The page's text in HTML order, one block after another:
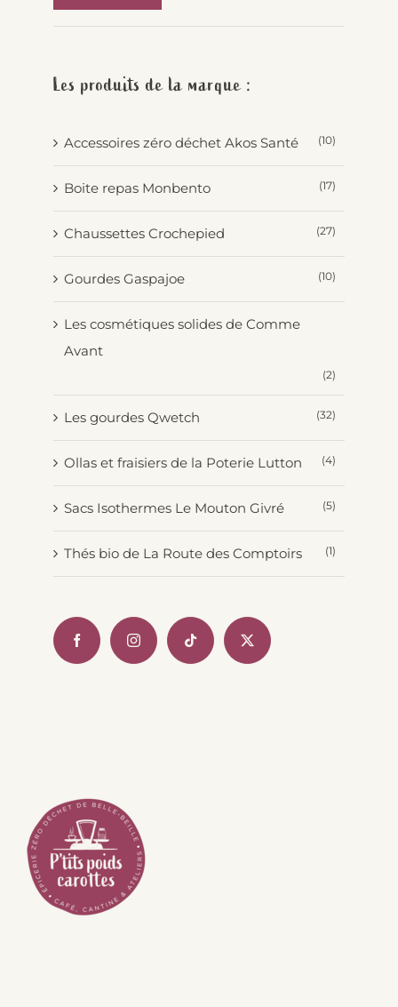
min
max
Les produits de la marque :
Accessoires zéro déchet Akos Santé (10)
Boite repas Monbento (17)
Chaussettes Crochepied (27)
Gourdes Gaspajoe (10)
Les cosmétiques solides de Comme
Avant
(2)
Les gourdes Qwetch (32)
Ollas et fraisiers de la Poterie Lutton (4)
Sacs Isothermes Le Mouton Givré (5)
Thés bio de La Route des Comptoirs (1)